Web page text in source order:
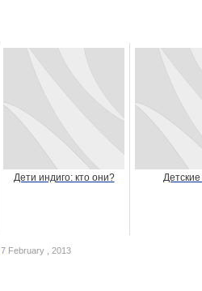
Дети индиго: кто они? Детские
7 February , 2013